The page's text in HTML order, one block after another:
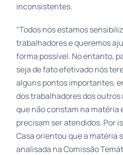
inconsistentes.
“Todos nós estamos
trabalhadores e queremos
forma possível. No entanto,
seja de fato efetivado nós
alguns pontos importantes,
dos trabalhadores dos
que não constam na matéria
precisam ser atendidos. Por
Casa orientou que a matéria
analisada na Comissão